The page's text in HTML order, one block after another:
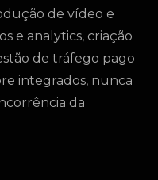
de vídeo e
e analytics, criação
de tráfego pago
integrados, nunca
da